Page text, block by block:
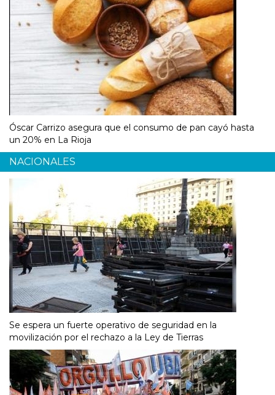
Óscar Carrizo asegura que el consumo de pan cayó hasta
un 20% en La Rioja
NACIONALES
Se espera un fuerte operativo de seguridad en la
movilización por el rechazo a la Ley de Tierras